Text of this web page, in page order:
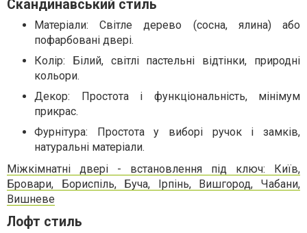
Скандинавський стиль
Матеріали: Світле дерево (сосна, ялина) або
пофарбовані двері.
Колір: Білий, світлі пастельні відтінки, природні
кольори.
Декор: Простота і функціональність, мінімум
прикрас.
Фурнітура: Простота у виборі ручок і замків,
натуральні матеріали.
Міжкімнатні двері - встановлення під ключ: Київ,
Бровари, Бориспіль, Буча, Ірпінь, Вишгород, Чабани,
Вишневе
Лофт стиль